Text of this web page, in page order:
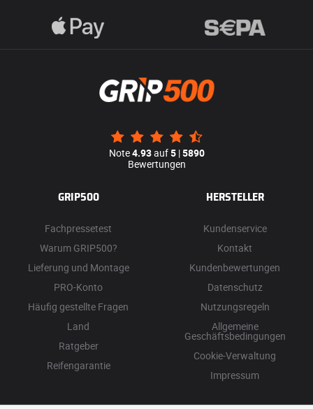
Note4.93auf5|5890
Bewertungen
GRIP500
Fachpressetest
Warum GRIP500?
Lieferung und Montage
PRO-Konto
Häufig gestellte Fragen
Land
Ratgeber
Reifengarantie
HERSTELLER
Kundenservice
Kontakt
Kundenbewertungen
Datenschutz
Nutzungsregeln
Allgemeine
Geschäftsbedingungen
Cookie-Verwaltung
Impressum